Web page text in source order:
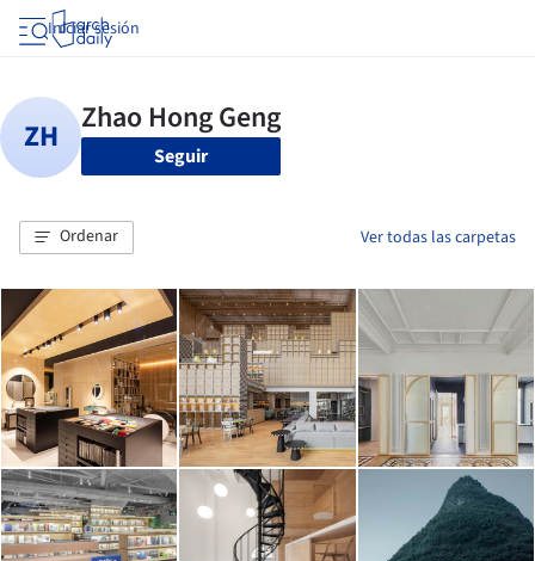
Iniciar sesión
Seguir
Ordenar Ver todas las carpetas